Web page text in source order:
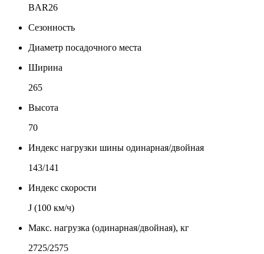
BAR26
Сезонность
Диаметр посадочного места
Ширина
265
Высота
70
Индекс нагрузки шины одинарная/двойная
143/141
Индекс скорости
J (100 км/ч)
Макс. нагрузка (одинарная/двойная), кг
2725/2575